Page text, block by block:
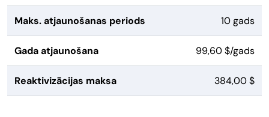
Maks. atjaunošanas periods 10 gads
Gada atjaunošana 99,60 $/gads
Reaktivizācijas maksa 384,00 $